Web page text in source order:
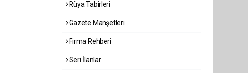
Rüya Tabirleri
Gazete Manşetleri
Firma Rehberi
Seri İlanlar